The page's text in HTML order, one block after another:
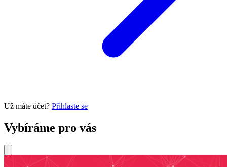
Už máte účet? Přihlaste se
Vybíráme pro vás